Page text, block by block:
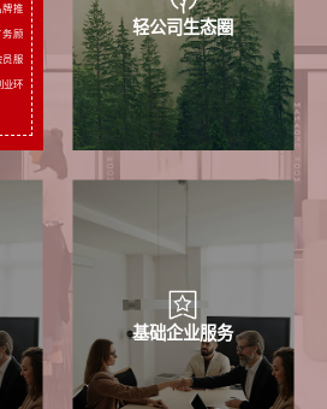
推
顾
员服
业环
轻公司生态圈
基础企业服务